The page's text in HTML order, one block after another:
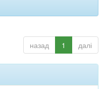
назад 1 далі